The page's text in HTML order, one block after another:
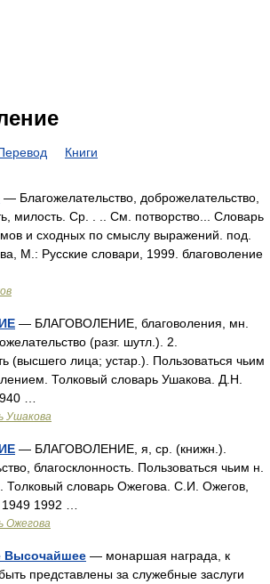
Книги
— Благожелательство, доброжелательство,
милость. Ср. . .. См. потворство... Словарь
и сходных по смыслу выражений. под.
М.: Русские словари, 1999. благоволение
— БЛАГОВОЛЕНИЕ, благоволения, мн.
(разг. шутл.). 2.
(высшего лица; устар.). Пользоваться чьим
Толковый словарь Ушакова. Д.Н.
…
Ушакова
— БЛАГОВОЛЕНИЕ, я, ср. (книжн.).
благосклонность. Пользоваться чьим н.
Толковый словарь Ожегова. С.И. Ожегов,
1992 …
Ожегова
Высочайшее — монаршая награда, к
представлены за служебные заслуги